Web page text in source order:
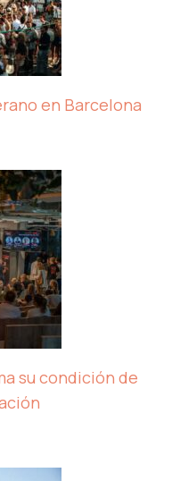
en Barcelona
su condición de